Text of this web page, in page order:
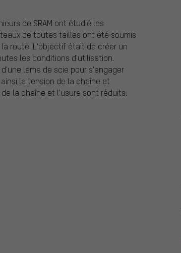
de SRAM ont étudié les
de toutes tailles ont été soumis
route. L'objectif était de créer un
les conditions d'utilisation.
lame de scie pour s'engager
la tension de la chaîne et
la chaîne et l'usure sont réduits.